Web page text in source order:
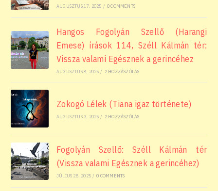
AUGUSZTUS 17, 2025 / 0 COMMENTS
Hangos Fogolyán Szellő (Harangi
Emese) írások 114, Széll Kálmán tér:
Vissza valami Egésznek a gerincéhez
AUGUSZTUS 8, 2025 / 2 HOZZÁSZÓLÁS
Zokogó Lélek (Tiana igaz története)
AUGUSZTUS 3, 2025 / 2 HOZZÁSZÓLÁS
Fogolyán Szellő: Széll Kálmán tér
(Vissza valami Egésznek a gerincéhez)
JÚLIUS 28, 2025 / 0 COMMENTS